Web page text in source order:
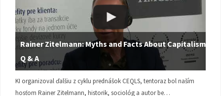
Rainer Zitelmann: Myths and Facts About Capitalism |
Q & A
KI organizoval ďalšiu z cyklu prednášok CEQLS, tentoraz bol naším
hosťom Rainer Zitelmann, historik, sociológ a autor be…